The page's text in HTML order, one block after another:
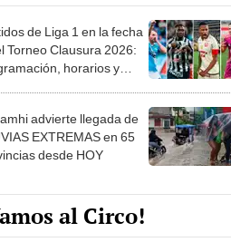
de Liga 1 en la fecha
Torneo Clausura 2026:
horarios y
advierte llegada de
EXTREMAS en 65
desde HOY
al Circo!